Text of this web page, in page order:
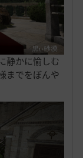
静かに愉しむ
までをぼんや